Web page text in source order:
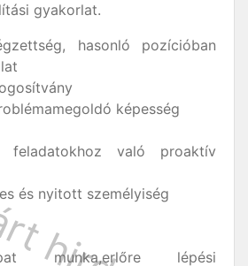
gyakorlat.
hasonló pozícióban
képesség
való proaktív
és nyitott személyiség
munka,erlőre lépési